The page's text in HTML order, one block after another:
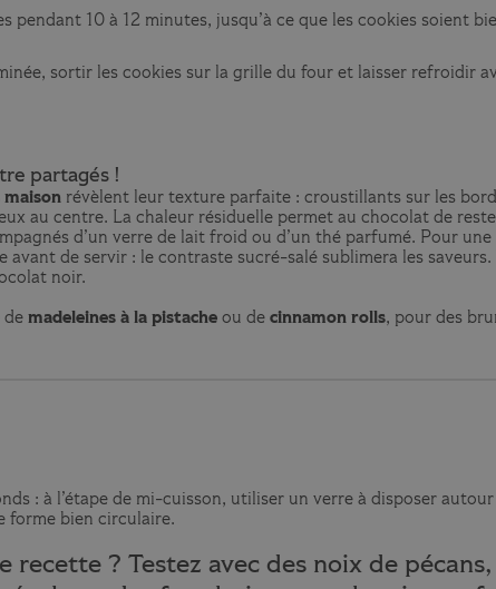
pendant 10 à 12 minutes, jusqu’à ce que les cookies soient
sortir les cookies sur la grille du four et laisser refroidir
partagés !
maison révèlent leur texture parfaite : croustillants sur les
au centre. La chaleur résiduelle permet au chocolat de
d’un verre de lait froid ou d’un thé parfumé. Pour
avant de servir : le contraste sucré-salé sublimera les
noir.
de madeleines à la pistache ou de cinnamon rolls, pour des
: à l’étape de mi-cuisson, utiliser un verre à disposer
forme bien circulaire.
recette ? Testez avec des noix de